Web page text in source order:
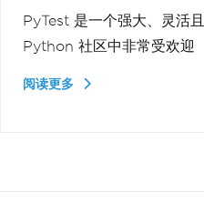
PyTest 是一个强大、灵活
Python 社区中非常受欢迎
阅读更多